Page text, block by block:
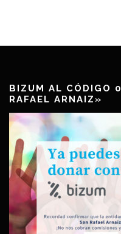
BIZUM AL CÓDIGO
RAFAEL ARNAIZ»